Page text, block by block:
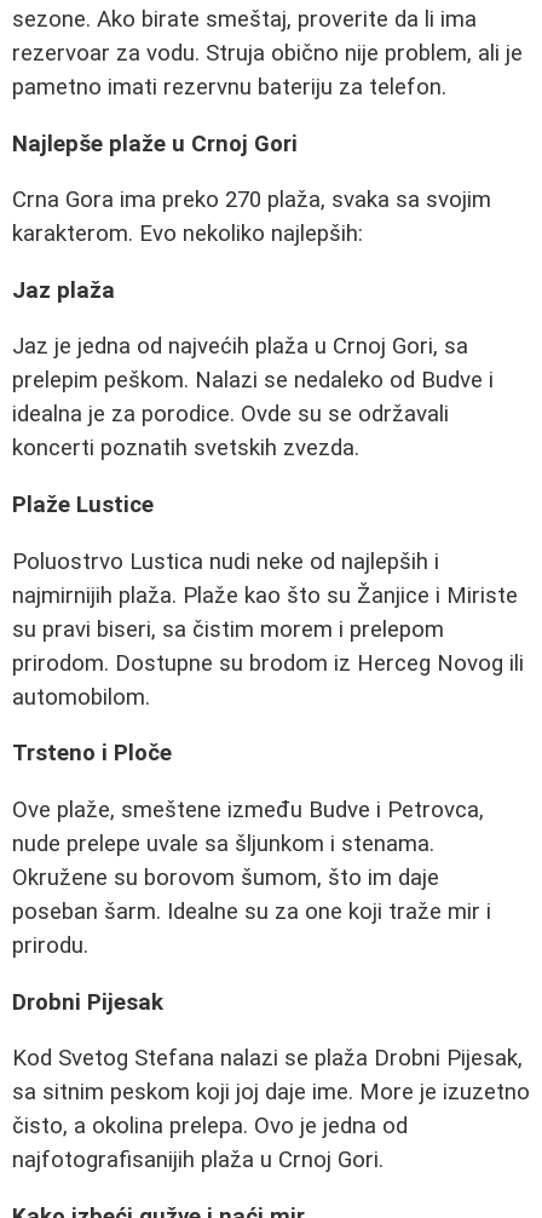
sezone. Ako birate smeštaj, proverite da li ima
rezervoar za vodu. Struja obično nije problem, ali je
pametno imati rezervnu bateriju za telefon.
Najlepše plaže u Crnoj Gori
Crna Gora ima preko 270 plaža, svaka sa svojim
karakterom. Evo nekoliko najlepših:
Jaz plaža
Jaz je jedna od najvećih plaža u Crnoj Gori, sa
prelepim peškom. Nalazi se nedaleko od Budve i
idealna je za porodice. Ovde su se održavali
koncerti poznatih svetskih zvezda.
Plaže Lustice
Poluostrvo Lustica nudi neke od najlepših i
najmirnijih plaža. Plaže kao što su Žanjice i Miriste
su pravi biseri, sa čistim morem i prelepom
prirodom. Dostupne su brodom iz Herceg Novog ili
automobilom.
Trsteno i Ploče
Ove plaže, smeštene između Budve i Petrovca,
nude prelepe uvale sa šljunkom i stenama.
Okružene su borovom šumom, što im daje
poseban šarm. Idealne su za one koji traže mir i
prirodu.
Drobni Pijesak
Kod Svetog Stefana nalazi se plaža Drobni Pijesak,
sa sitnim peskom koji joj daje ime. More je izuzetno
čisto, a okolina prelepa. Ovo je jedna od
najfotografisanijih plaža u Crnoj Gori.